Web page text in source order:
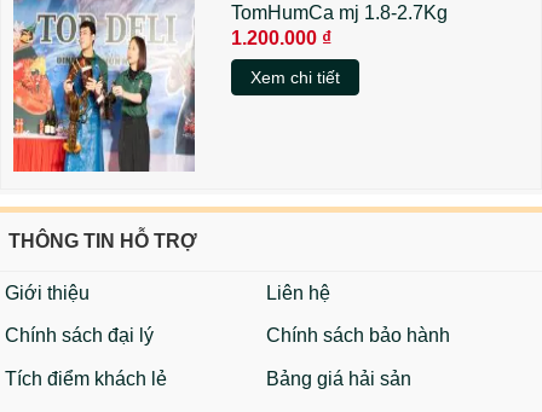
TomHumCa mj 1.8-2.7Kg
1.200.000 ₫
Xem chi tiết
THÔNG TIN HỖ TRỢ
Giới thiệu Liên hệ
Chính sách đại lý Chính sách bảo hành
Tích điểm khách lẻ Bảng giá hải sản